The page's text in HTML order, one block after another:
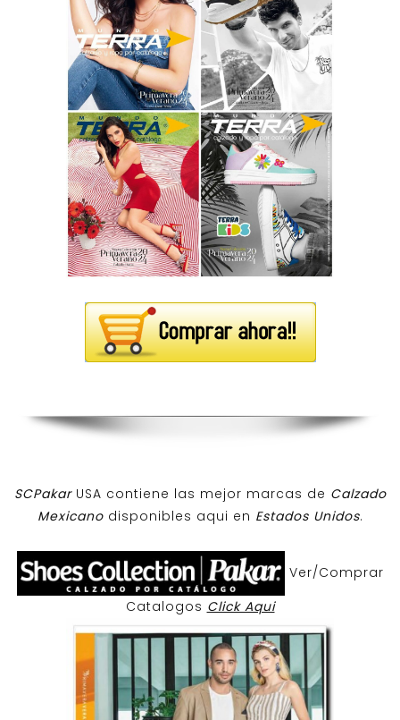
SCPakar USA contiene las mejor marcas de Calzado
Mexicanodisponibles aqui en Estados Unidos.
Ver/Comprar
Catalogos Click Aqui